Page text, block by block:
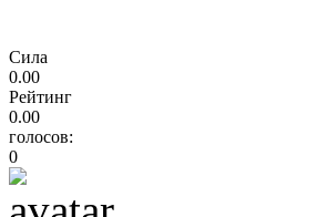
Сила
0.00
Рейтинг
0.00
голосов:
0